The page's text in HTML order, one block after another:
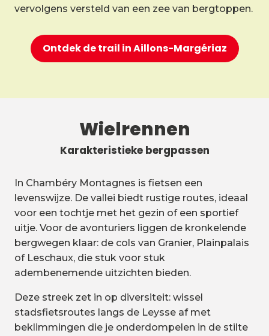
vervolgens versteld van een zee van bergtoppen.
Ontdek de trail in Aillons-Margériaz
Wielrennen
Karakteristieke bergpassen
In Chambéry Montagnes is fietsen een
levenswijze. De vallei biedt rustige routes, ideaal
voor een tochtje met het gezin of een sportief
uitje. Voor de avonturiers liggen de kronkelende
bergwegen klaar: de cols van Granier, Plainpalais
of Leschaux, die stuk voor stuk
adembenemende uitzichten bieden.
Deze streek zet in op diversiteit: wissel
stadsfietsroutes langs de Leysse af met
beklimmingen die je onderdompelen in de stilte